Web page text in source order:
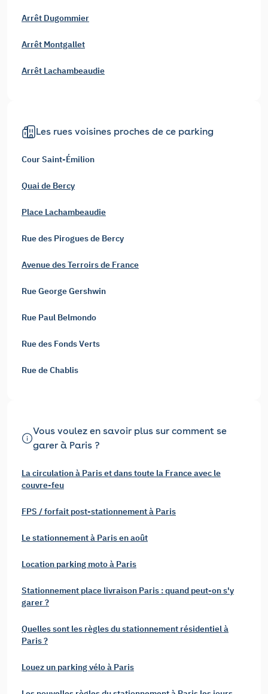
Arrêt Dugommier
Arrêt Montgallet
Arrêt Lachambeaudie
Les rues voisines proches de ce parking
Cour Saint-Émilion
Quai de Bercy
Place Lachambeaudie
Rue des Pirogues de Bercy
Avenue des Terroirs de France
Rue George Gershwin
Rue Paul Belmondo
Rue des Fonds Verts
Rue de Chablis
Vous voulez en savoir plus sur comment se
garer à Paris ?
La circulation à Paris et dans toute la France avec le
couvre-feu
FPS / forfait post-stationnement à Paris
Le stationnement à Paris en août
Location parking moto à Paris
Stationnement place livraison Paris : quand peut-on s'y
garer ?
Quelles sont les règles du stationnement résidentiel à
Paris ?
Louez un parking vélo à Paris